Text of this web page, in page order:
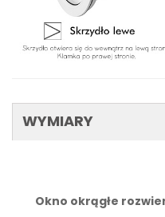
WYMIARY
Okno okrągłe